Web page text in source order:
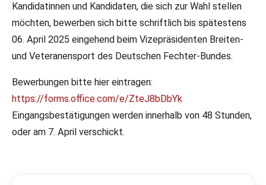
Kandidatinnen und Kandidaten, die sich zur Wahl stellen
möchten, bewerben sich bitte schriftlich bis spätestens
06. April 2025 eingehend beim Vizepräsidenten Breiten-
und Veteranensport des Deutschen Fechter-Bundes.
Bewerbungen bitte hier eintragen:
https://forms.office.com/e/ZteJ8bDbYk
Eingangsbestätigungen werden innerhalb von 48 Stunden,
oder am 7. April verschickt.